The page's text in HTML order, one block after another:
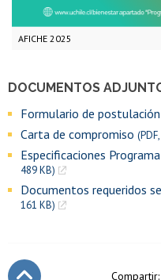
AFICHE 2025
DOCUMENTOS
Formulario de postulación
Carta de compromiso
Especificaciones
489 KB)
Documentos requeridos
161 KB)
Compartir: